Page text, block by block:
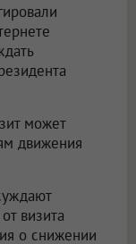
может
движения
визита
о снижении